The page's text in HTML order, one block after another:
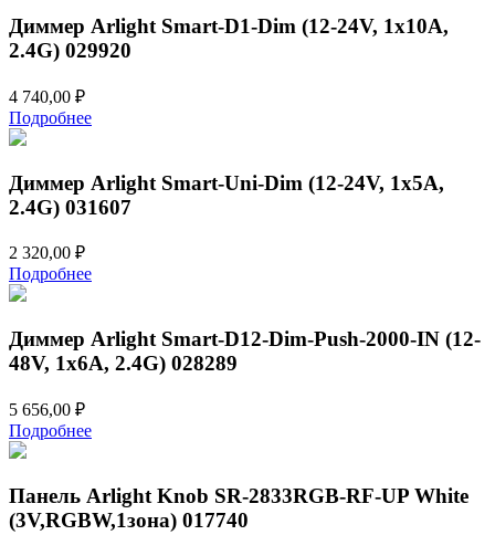
Диммер Arlight Smart-D1-Dim (12-24V, 1x10A,
2.4G) 029920
4 740,00 ₽
Подробнее
Диммер Arlight Smart-Uni-Dim (12-24V, 1x5A,
2.4G) 031607
2 320,00 ₽
Подробнее
Диммер Arlight Smart-D12-Dim-Push-2000-IN (12-
48V, 1x6A, 2.4G) 028289
5 656,00 ₽
Подробнее
Панель Arlight Knob SR-2833RGB-RF-UP White
(3V,RGBW,1зона) 017740